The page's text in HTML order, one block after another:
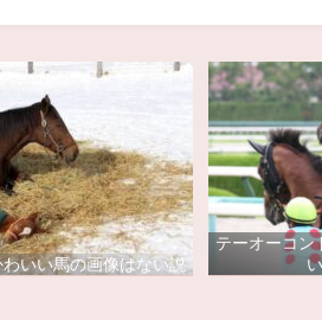
いい馬の画像はない説
テーオーコン